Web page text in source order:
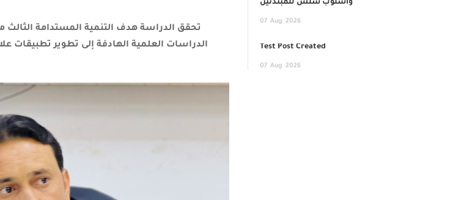
تحقق الدراسة هدف التنمية المستدامة الثالث
الدراسات العلمية الهادفة إلى تطوير
وأسلوب سلس للمبتدئين
07 Aug 2026
Test Post Created
07 Aug 2026